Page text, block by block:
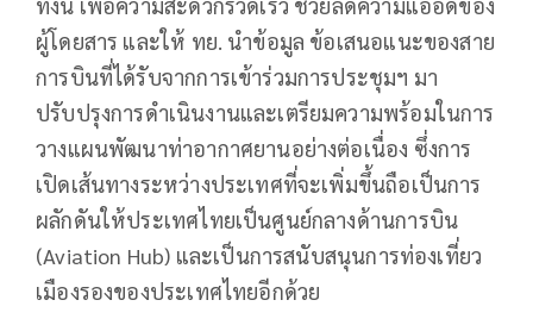
ผู้โดยสาร และให้ ทย. นำข้อมูล ข้อเสนอแนะของสาย
การบินที่ได้รับจากการเข้าร่วมการประชุมฯ มา
ปรับปรุงการดำเนินงานและเตรียมความพร้อมในการ
วางแผนพัฒนาท่าอากาศยานอย่างต่อเนื่อง ซึ่งการ
เปิดเส้นทางระหว่างประเทศที่จะเพิ่มขึ้นถือเป็นการ
ผลักดันให้ประเทศไทยเป็นศูนย์กลางด้านการบิน
(Aviation Hub) และเป็นการสนับสนุนการท่องเที่ยว
เมืองรองของประเทศไทยอีกด้วย